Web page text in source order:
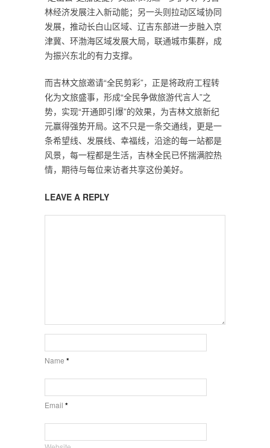
林经济发展注入新动能；另一头则拉动区域协同
发展，推动长白山区域、辽吉东部进一步融入京
津冀、环渤海区域发展大局，联通城市集群，成
为振兴东北的有力支撑。
而吉林文旅邀请“全民剪彩”，正是将政府工程转
化为文旅盛事，形成“全民争做旅游代言人”之
势，实现“开通即引爆”的效果，为吉林文旅新纪
元赢得强势开局。这不只是一条交通线，更是一
条希望线、发展线、幸福线，沿途的每一站都是
风景，每一程都是生活，吉林全民已怀揣满腔热
情，期待与每位来访者共享这份美好。
LEAVE A REPLY
Name *
Email *